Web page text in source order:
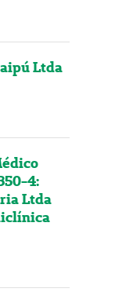
Ltda
4:
Ltda